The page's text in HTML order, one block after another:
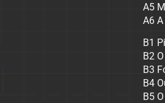
A5
A6
B1
B2
B3
B4
B5